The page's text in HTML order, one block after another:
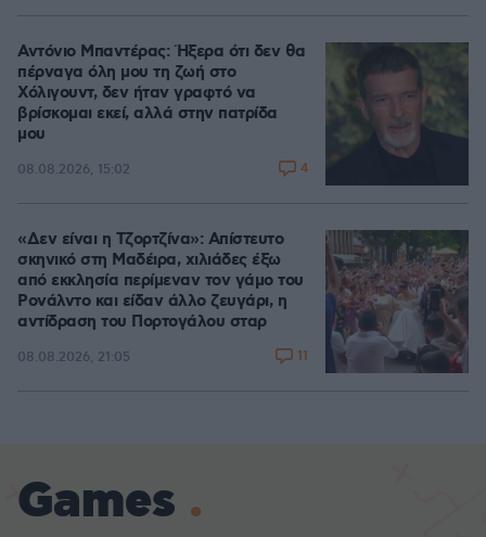
Αντόνιο Μπαντέρας: Ήξερα ότι δεν θα
πέρναγα όλη μου τη ζωή στο
Χόλιγουντ, δεν ήταν γραφτό να
βρίσκομαι εκεί, αλλά στην πατρίδα
μου
08.08.2026, 15:02 4
«Δεν είναι η Τζορτζίνα»: Απίστευτο
σκηνικό στη Μαδέιρα, χιλιάδες έξω
από εκκλησία περίμεναν τον γάμο του
Ρονάλντο και είδαν άλλο ζευγάρι, η
αντίδραση του Πορτογάλου σταρ
08.08.2026, 21:05 11
Games